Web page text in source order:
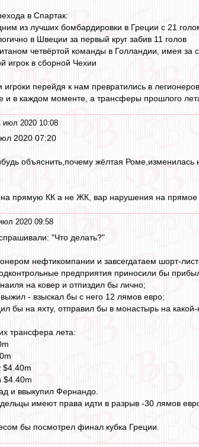
в Спартак:
из лучших бомбардировки в Греции с 21
в Швеции за первый круг забив 11 голов
четвёртой команды в Голландии, имея за
игрок в сборной Чехии
игроки перейдя к нам превратились в
и в каждом моменте, а трансферы прошлого
июл 2020 10:08
2020 07:20
объяснить,почему жёлтая
прямую КК а не ЖК, вар нарушения на прямое
2020 09:58
"Что делать?"
нефтикомпании и завсегдатаем шорт-
предприятия приносили бы
на ковер и отпиздил бы лично;
- взыскал бы с него 12 лямов евро;
бы на яхту, отправил бы в монастырь на какой-
трансфера лета:
$4.40m
$4.40m
и ввыкупил Фернандо.
имеют права идти в разрыв -30 лямов
бы посмотрел финал кубка Греции.